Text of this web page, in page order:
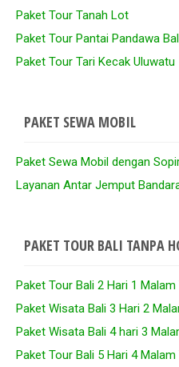
Paket Tour Tanah Lot
Paket Tour Pantai Pandawa
Paket Tour Tari Kecak Uluwatu
PAKET SEWA MOBIL
Paket Sewa Mobil dengan
Layanan Antar Jemput
PAKET TOUR BALI TANPA
Paket Tour Bali 2 Hari 1
Paket Wisata Bali 3 Hari 2
Paket Wisata Bali 4 hari 3
Paket Tour Bali 5 Hari 4